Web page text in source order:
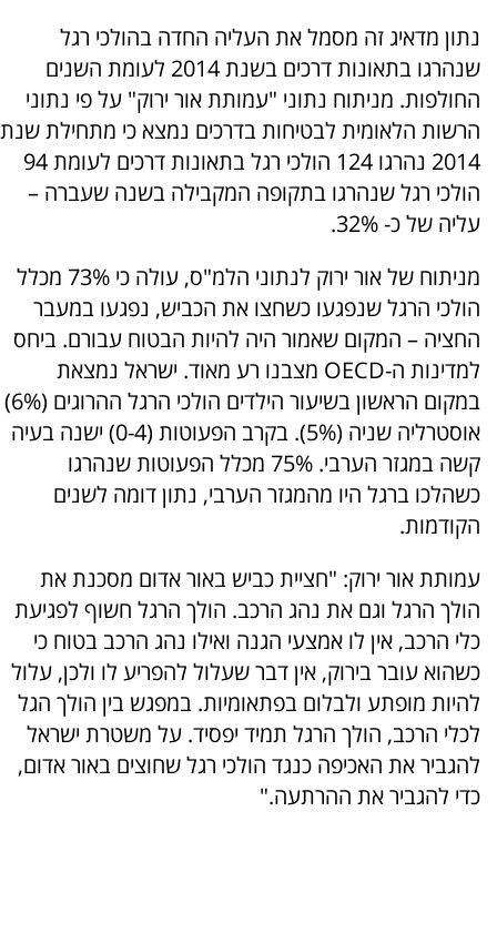
נתון מדאיג זה מסמל את העליה החדה בהולכי רגל
שנהרגו בתאונות דרכים בשנת 2014 לעומת השנים
החולפות. מניתוח נתוני "עמותת אור ירוק" על פי נתוני
הרשות הלאומית לבטיחות בדרכים נמצא כי מתחילת שנת
2014 נהרגו 124 הולכי רגל בתאונות דרכים לעומת 94
הולכי רגל שנהרגו בתקופה המקבילה בשנה שעברה –
עליה של כ- 32%.
מניתוח של אור ירוק לנתוני הלמ"ס, עולה כי 73% מכלל
הולכי הרגל שנפגעו כשחצו את הכביש, נפגעו במעבר
החציה – המקום שאמור היה להיות הבטוח עבורם. ביחס
למדינות ה-OECD מצבנו רע מאוד. ישראל נמצאת
במקום הראשון בשיעור הילדים הולכי הרגל ההרוגים (6%)
אוסטרליה שניה (5%). בקרב הפעוטות (0-4) ישנה בעיה
קשה במגזר הערבי. 75% מכלל הפעוטות שנהרגו
כשהלכו ברגל היו מהמגזר הערבי, נתון דומה לשנים
הקודמות.
עמותת אור ירוק: "חציית כביש באור אדום מסכנת את
הולך הרגל וגם את נהג הרכב. הולך הרגל חשוף לפגיעת
כלי הרכב, אין לו אמצעי הגנה ואילו נהג הרכב בטוח כי
כשהוא עובר בירוק, אין דבר שעלול להפריע לו ולכן, עלול
להיות מופתע ולבלום בפתאומיות. במפגש בין הולך הגל
לכלי הרכב, הולך הרגל תמיד יפסיד. על משטרת ישראל
להגביר את האכיפה כנגד הולכי רגל שחוצים באור אדום,
כדי להגביר את ההרתעה."